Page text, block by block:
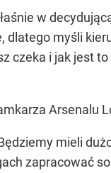
w
myśli
czeka i jak jest
Arsenalu
mieli
zapracować